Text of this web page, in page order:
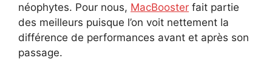
néophytes. Pour nous, MacBooster fait partie
des meilleurs puisque l’on voit nettement la
différence de performances avant et après son
passage.